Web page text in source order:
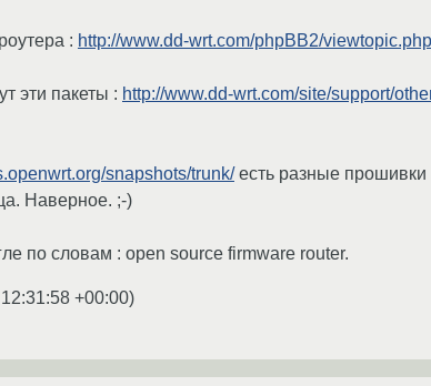
: http://www.dd-wrt.com/phpBB2/
эти пакеты : http://www.dd-wrt.com/site/support/
snapshots/trunk/есть разные прошивки
Наверное. ;-)
по словам : open source firmware router.
+00:00)